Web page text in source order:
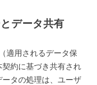
データ共有
適用されるデータ保
約に基づき共有され
タの処理は、ユーザ